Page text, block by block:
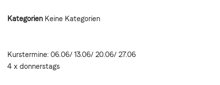
Kategorien Keine Kategorien
Kurstermine: 06.06/ 13.06/ 20.06/ 27.06
4 x donnerstags